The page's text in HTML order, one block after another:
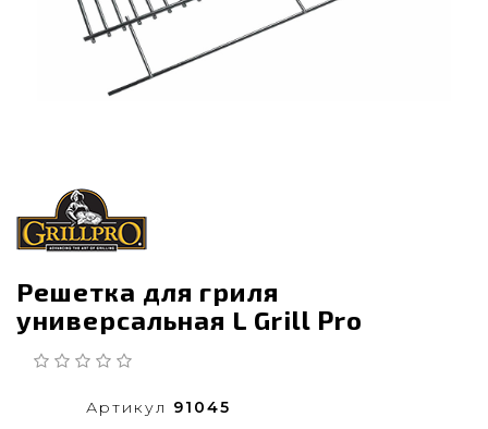
Решетка для гриля
универсальная L Grill Pro
Артикул 91045